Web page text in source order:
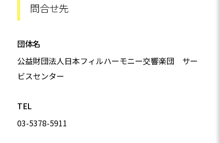
問合せ先
団体名
公益財団法人日本フィルハーモニー交響楽団 サー
ビスセンター
TEL
03-5378-5911